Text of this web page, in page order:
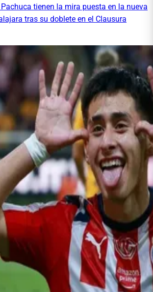
tienen la mira puesta en la nueva
tras su doblete en el Clausura